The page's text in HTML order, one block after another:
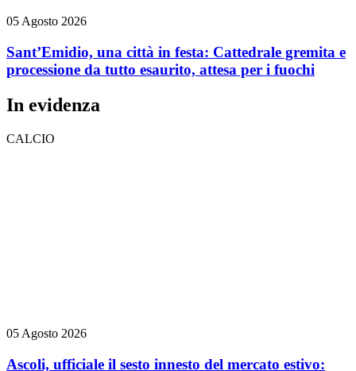
05 Agosto 2026
Sant’Emidio, una città in festa: Cattedrale gremita e
processione da tutto esaurito, attesa per i fuochi
In evidenza
CALCIO
05 Agosto 2026
Ascoli, ufficiale il sesto innesto del mercato estivo: